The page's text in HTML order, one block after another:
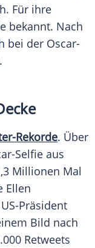
Für ihre
bekannt. Nach
bei der Oscar-
Rekorde. Über
Selfie aus
Millionen Mal
Ellen
Präsident
Bild nach
Retweets